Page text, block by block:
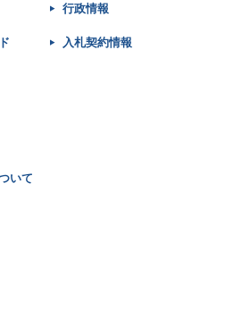
行政情報
入札契約情報
いて